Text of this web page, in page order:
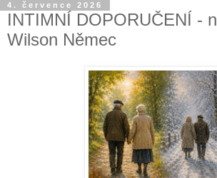
4. července 2026
INTIMNÍ DOPORUČENÍ -
Wilson Němec